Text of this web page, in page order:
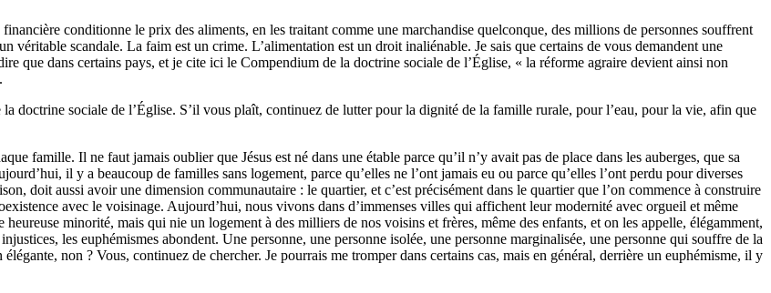
conditionne le prix des aliments, en les traitant comme une marchandise quelconque, des millions de personnes souffrent
véritable scandale. La faim est un crime. L’alimentation est un droit inaliénable. Je sais que certains de vous demandent une
que dans certains pays, et je cite ici le Compendium de la doctrine sociale de l’Église, « la réforme agraire devient ainsi non
doctrine sociale de l’Église. S’il vous plaît, continuez de lutter pour la dignité de la famille rurale, pour l’eau, pour la vie, afin que
famille. Il ne faut jamais oublier que Jésus est né dans une étable parce qu’il n’y avait pas de place dans les auberges, que sa
il y a beaucoup de familles sans logement, parce qu’elles ne l’ont jamais eu ou parce qu’elles l’ont perdu pour diverses
doit aussi avoir une dimension communautaire : le quartier, et c’est précisément dans le quartier que l’on commence à construire
avec le voisinage. Aujourd’hui, nous vivons dans d’immenses villes qui affichent leur modernité avec orgueil et même
minorité, mais qui nie un logement à des milliers de nos voisins et frères, même des enfants, et on les appelle, élégamment,
les euphémismes abondent. Une personne, une personne isolée, une personne marginalisée, une personne qui souffre de la
non ? Vous, continuez de chercher. Je pourrais me tromper dans certains cas, mais en général, derrière un euphémisme, il y